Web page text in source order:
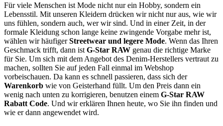
Für viele Menschen ist Mode nicht nur ein Hobby, sondern ein
Lebensstil. Mit unseren Kleidern drücken wir nicht nur aus, wie wir
uns fühlen, sondern auch, wer wir sind. Und in einer Zeit, in der
formale Kleidung schon lange keine zwingende Vorgabe mehr ist,
wählen wir häufigerStreetwear und legere Mode. Wenn das Ihren
Geschmack trifft, dann ist G-Star RAW genau die richtige Marke
für Sie. Um sich mit dem Angebot des Denim-Herstellers vertraut zu
machen, sollten Sie auf jeden Fall einmal im Webshop
vorbeischauen. Da kann es schnell passieren, dass sich der
Warenkorb wie von Geisterhand füllt. Um den Preis dann ein
wenig nach unten zu korrigieren, benutzen einem G-Star RAW
Rabatt Code. Und wir erklären Ihnen heute, wo Sie ihn finden und
wie er dann angewendet wird.